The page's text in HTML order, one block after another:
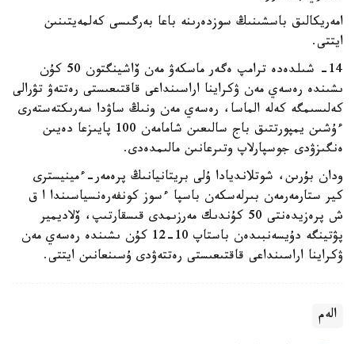
امەريكالىق باسشىنىڭ سوزدەرىنە باعا بەرگىسى كەلمەيتىنىن
ايتتى.
14- شىلدەدە ترامپ ەگەر ماسكەۋ مەن ۆاشينگتون 50 كۇن
ىشىندە رەسەي مەن ۋكراينا اراسىنداعى قاقتىعىستى رەتتەۋ تۋرالى
كەلىسىمگە كەلە الماسا، رەسەي مەن ونىڭ ساۋدا سەرىكتەستەرى
ءۇشىن يمپورتتىق باج سالىعىن شامامەن 100 پايىزعا دەيىن
ەنگىزۋدى جوسپارلاپ وتىرعانىن مالىمدەدى.
ودان بۇرىن، شوتلانديادا ۇلى بريتانيانىڭ پرەمەر-ءمينيسترى
كير ستارمەرمەن بىرلەسكەن باسپا ءسوز كونفەرەنسياسىندا ا ق
ش پرەزيدەنتى 50 كۇندىك مەرزىمدى قىسقارتىپ، ۆلاديمير
پۋتينگە دۇيسەنبىدەن باستاپ 10-12 كۇن ىشىندە رەسەي مەن
ۋكراينا اراسىنداعى قاقتىعىستى رەتتەۋدى ۇسىنعانىن ايتتى.
الەم